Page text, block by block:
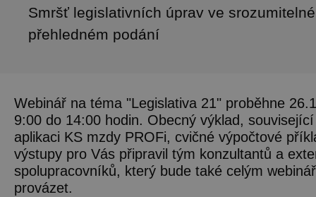
Smršť legislativních úprav ve
přehledném podání
Webinář na téma "Legislativa 21" proběhne
9:00 do 14:00 hodin. Obecný výklad,
aplikaci KS mzdy PROFi, cvičné výpočtové
výstupy pro Vás připravil tým konzultantů a
spolupracovníků, který bude také celým
provázet.